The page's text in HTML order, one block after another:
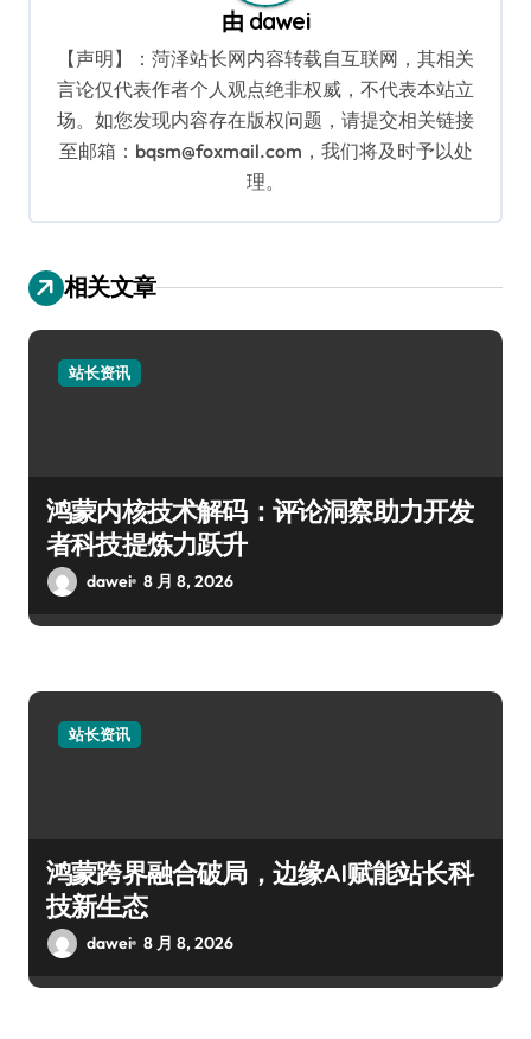
由 dawei
【声明】：菏泽站长网内容转载自互联网，其相关
言论仅代表作者个人观点绝非权威，不代表本站立
场。如您发现内容存在版权问题，请提交相关链接
至邮箱：bqsm@foxmail.com，我们将及时予以处
理。
相关文章
站长资讯
鸿蒙内核技术解码：评论洞察助力开发
者科技提炼力跃升
dawei 8 月 8, 2026
站长资讯
鸿蒙跨界融合破局，边缘AI赋能站长科
技新生态
dawei 8 月 8, 2026